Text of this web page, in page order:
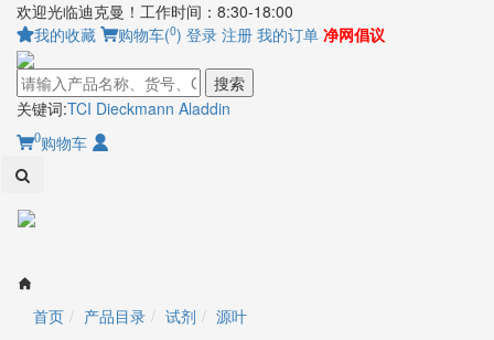
欢迎光临迪克曼！工作时间：8:30-18:00
我的收藏
购物车(0) 登录 注册 我的订单 净网倡议
搜索
关键词:TCI Dieckmann Aladdin
0购物车
首页 产品目录 试剂 源叶